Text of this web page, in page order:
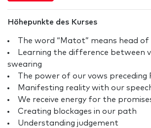
Höhepunkte des Kurses
The word “Matot” means head
Learning the difference between
swearing
The power of our vows preceding
Manifesting reality with our
We receive energy for the
Creating blockages in our path
Understanding judgement